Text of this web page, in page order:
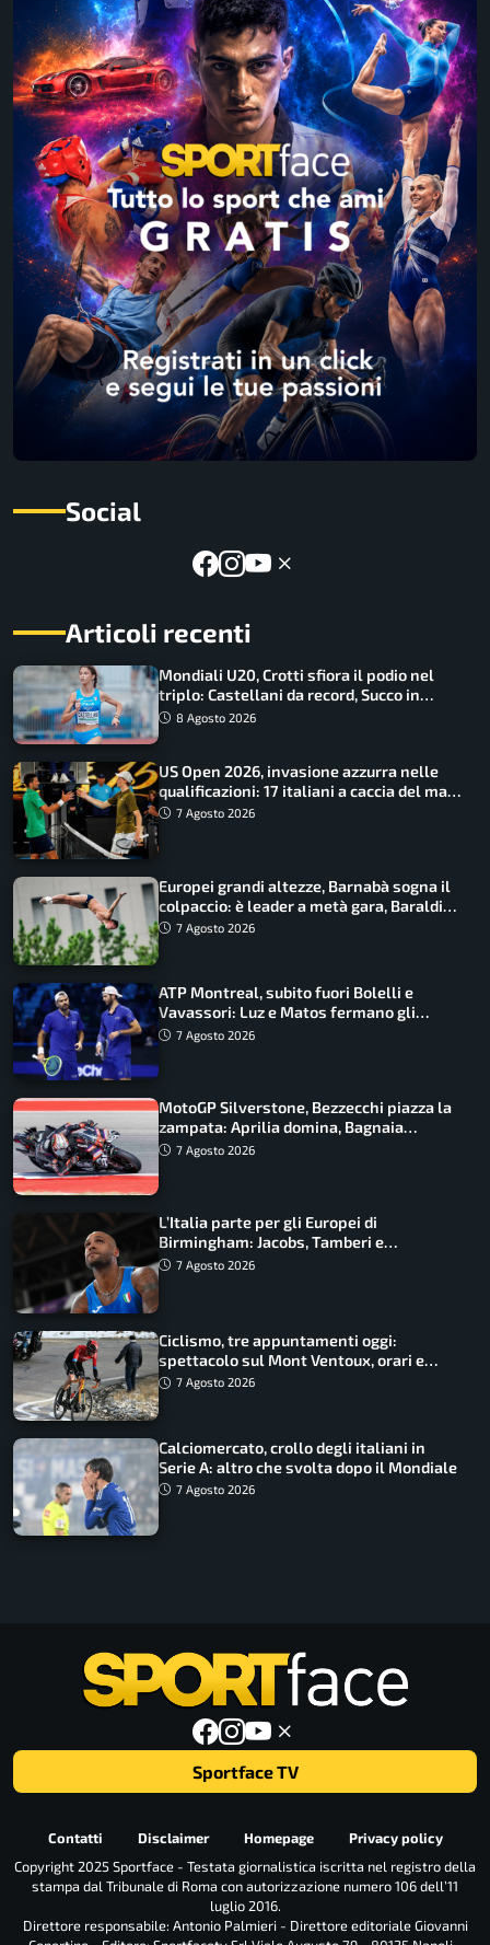
Social
Articoli recenti
Mondiali U20, Crotti sfiora il podio nel
triplo: Castellani da record, Succo in
finale
8 Agosto 2026
US Open 2026, invasione azzurra nelle
qualificazioni: 17 italiani a caccia del main
draw7 Agosto 2026
Europei grandi altezze, Barnabà sogna il
colpaccio: è leader a metà gara, Baraldi
ancora in corsa
7 Agosto 2026
ATP Montreal, subito fuori Bolelli e
Vavassori: Luz e Matos fermano gli
azzurri
7 Agosto 2026
MotoGP Silverstone, Bezzecchi piazza la
zampata: Aprilia domina, Bagnaia
costretto al Q1
7 Agosto 2026
L’Italia parte per gli Europei di
Birmingham: Jacobs, Tamberi e
Battocletti guidano una spedizione
7 Agosto 2026
Ciclismo, tre appuntamenti oggi:
spettacolo sul Mont Ventoux, orari e
come vederli
7 Agosto 2026
Calciomercato, crollo degli italiani in
Serie A: altro che svolta dopo il Mondiale
7 Agosto 2026
Sportface TV
Contatti Disclaimer Homepage
Privacy policy
Copyright 2025 Sportface - Testata giornalistica iscritta nel registro della
stampa dal Tribunale di Roma con autorizzazione numero 106 dell’11
luglio 2016.
Direttore responsabile: Antonio Palmieri - Direttore editoriale Giovanni